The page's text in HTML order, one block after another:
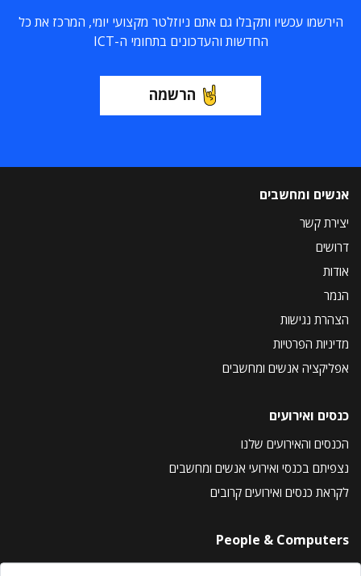
הירשמו עכשיו ותקבלו גם אתם ניוזלטר מקצועי יומי, המרכז את כל
החדשות והעדכונים בתחומי ה-ICT
הרשמה
אנשים ומחשבים
יצירת קשר
דרושים
אודות
הנמר
הצהרת נגישות
מדיניות הפרטיות
אפליקציה אנשים ומחשבים
כנסים ואירועים
הכנסים והאירועים שלנו
נצפיתם בכנסי ואירועי אנשים ומחשבים
לקראת כנסים ואירועים קרובים
People & Computers
About Us